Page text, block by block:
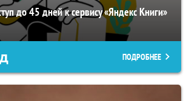
до 45 дней к сервису «Яндекс Книги»
ПОДРОБНЕЕ